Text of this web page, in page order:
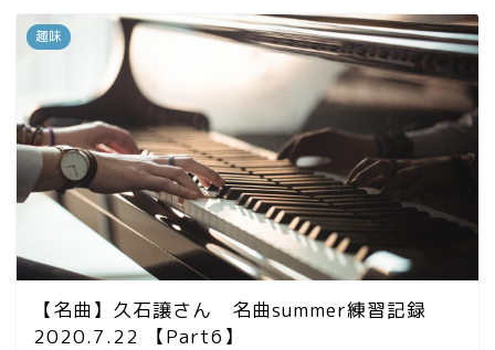
趣味
【名曲】久石譲さん 名曲summer練習記録
2020.7.22 【Part6】